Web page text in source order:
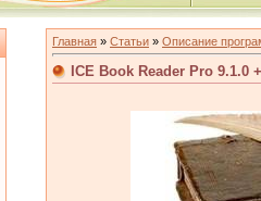
Главная » Статьи » Описание
ICE Book Reader Pro 9.1.0